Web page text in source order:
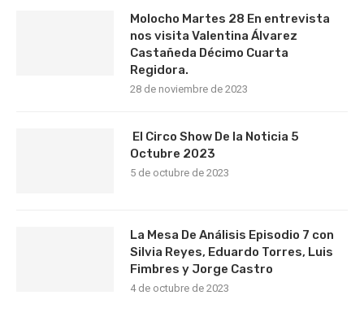
Molocho Martes 28 En entrevista
nos visita Valentina Álvarez
Castañeda Décimo Cuarta
Regidora.
28 de noviembre de 2023
El Circo Show De la Noticia 5
Octubre 2023
5 de octubre de 2023
La Mesa De Análisis Episodio 7 con
Silvia Reyes, Eduardo Torres, Luis
Fimbres y Jorge Castro
4 de octubre de 2023